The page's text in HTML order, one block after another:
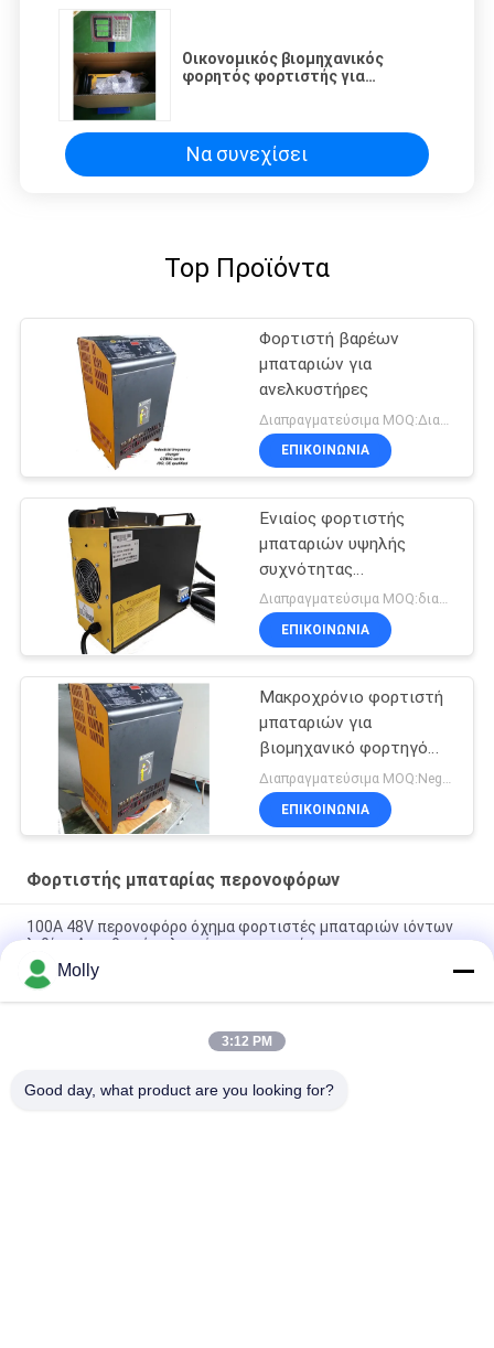
Οικονομικός βιομηχανικός
φορητός φορτιστής για
Να συνεχίσει
Top Προϊόντα
Φορτιστή βαρέων
μπαταριών για
ανελκυστήρες
ΕΠΙΚΟΙΝΩΝΙΑ
Ενιαίος φορτιστής
μπαταριών υψηλής
συχνότητας
μικροϋπολογιστών τσιπ
ESCH48V/65A 48v 65A
Διαπραγματεύσιμα MOQ:διαπραγματεύσιμος
ΕΠΙΚΟΙΝΩΝΙΑ
Μακροχρόνιο φορτιστή
μπαταριών για
βιομηχανικό φορτηγό
48V 80A
Διαπραγματεύσιμα MOQ:Negotiable
ΕΠΙΚΟΙΝΩΝΙΑ
Φορτιστής μπαταρίας περονοφόρων
100A 48V περονοφόρο όχημα φορτιστές μπαταριών ιόντων
λιθίου Ανορθωτής ελεγχόμενου πυριτίου
Συσκευή φόρτισης μπαταριών CZB5C 24V/45A με αθόρυβο
ανεμιστήρα ψύξης
Προστασία φόρτισης 48 Volt φορτιστή μπαταρίας
Molly
3:12 PM
Good day, what product are you looking for?